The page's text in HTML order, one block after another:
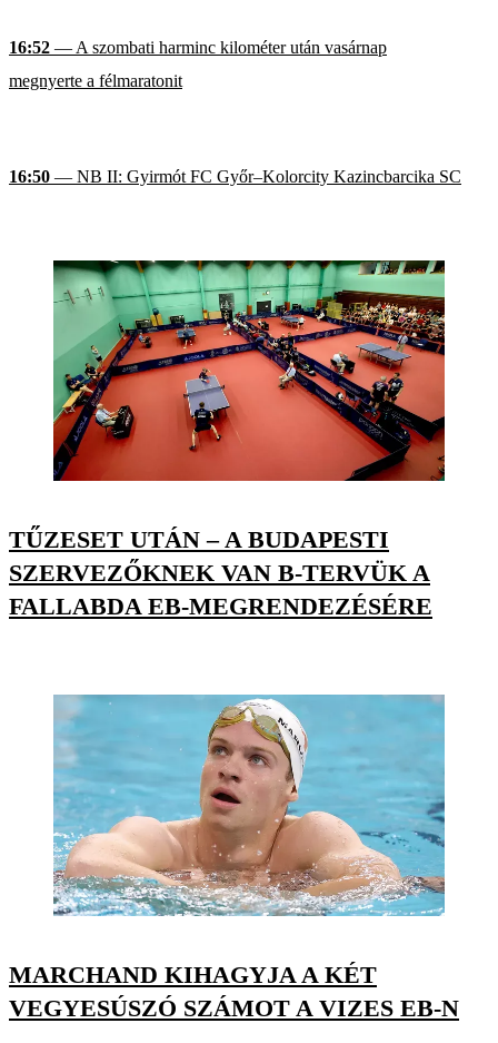
16:52 — A szombati harminc kilométer után vasárnap
megnyerte a félmaratonit
16:50 — NB II: Gyirmót FC Győr–Kolorcity Kazincbarcika SC
TŰZESET UTÁN – A BUDAPESTI
SZERVEZŐKNEK VAN B-TERVÜK A
FALLABDA EB-MEGRENDEZÉSÉRE
MARCHAND KIHAGYJA A KÉT
VEGYESÚSZÓ SZÁMOT A VIZES EB-N